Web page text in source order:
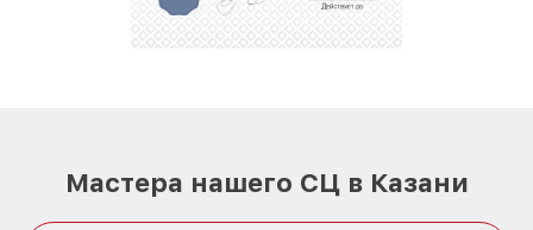
Мастера нашего СЦ в Казани